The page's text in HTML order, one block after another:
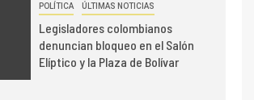
POLÍTICA ÚLTIMAS NOTICIAS
Legisladores colombianos
denuncian bloqueo en el Salón
Elíptico y la Plaza de Bolívar